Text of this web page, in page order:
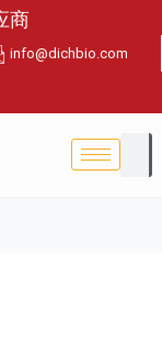
商
info@dichbio.com